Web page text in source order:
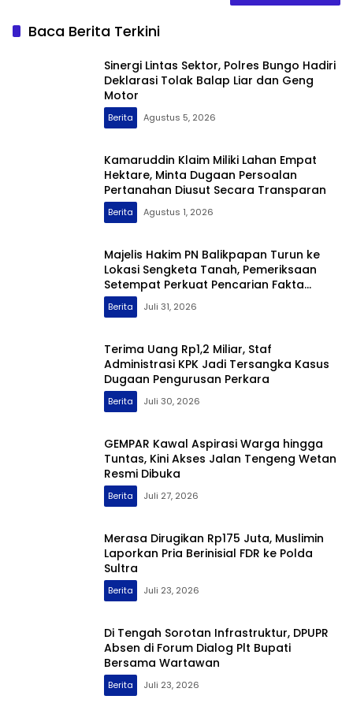
Baca Berita Terkini
Sinergi Lintas Sektor, Polres Bungo Hadiri
Deklarasi Tolak Balap Liar dan Geng
Motor
Berita Agustus 5, 2026
Kamaruddin Klaim Miliki Lahan Empat
Hektare, Minta Dugaan Persoalan
Pertanahan Diusut Secara Transparan
Berita Agustus 1, 2026
Majelis Hakim PN Balikpapan Turun ke
Lokasi Sengketa Tanah, Pemeriksaan
Setempat Perkuat Pencarian Fakta
Hukum
Berita Juli 31, 2026
Terima Uang Rp1,2 Miliar, Staf
Administrasi KPK Jadi Tersangka Kasus
Dugaan Pengurusan Perkara
Berita Juli 30, 2026
GEMPAR Kawal Aspirasi Warga hingga
Tuntas, Kini Akses Jalan Tengeng Wetan
Resmi Dibuka
Berita Juli 27, 2026
Merasa Dirugikan Rp175 Juta, Muslimin
Laporkan Pria Berinisial FDR ke Polda
Sultra
Berita Juli 23, 2026
Di Tengah Sorotan Infrastruktur, DPUPR
Absen di Forum Dialog Plt Bupati
Bersama Wartawan
Berita Juli 23, 2026